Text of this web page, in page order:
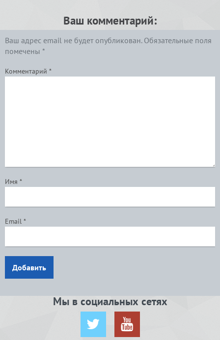
Ваш комментарий:
Ваш адрес email не будет опубликован. Обязательные поля
помечены *
Комментарий *
Имя *
Email *
Добавить
Мы в социальных сетях